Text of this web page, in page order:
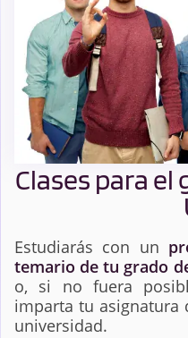
Clases para el
Estudiarás con un
temario de tu grado
o, si no fuera
imparta tu asignatura
universidad.